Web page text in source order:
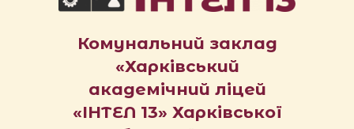
Комунальний заклад
«Харківський
академічний ліцей
«ІНТЕЛ 13» Харківської